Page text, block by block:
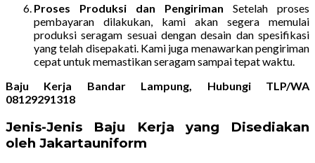
Proses Produksi dan Pengiriman Setelah proses
pembayaran dilakukan, kami akan segera memulai
produksi seragam sesuai dengan desain dan spesifikasi
yang telah disepakati. Kami juga menawarkan pengiriman
cepat untuk memastikan seragam sampai tepat waktu.
Baju Kerja Bandar Lampung, Hubungi TLP/WA
08129291318
Jenis-Jenis Baju Kerja yang Disediakan
oleh Jakartauniform